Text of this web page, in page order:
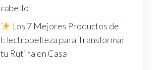
cabello
Los 7 Mejores Productos de
Electrobelleza para Transformar
tu Rutina en Casa